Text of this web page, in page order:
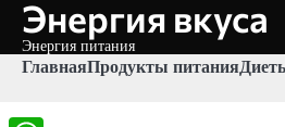
Перейти
содержимому
Энергия вкуса
Энергия питания
ГлавнаяПродукты питания